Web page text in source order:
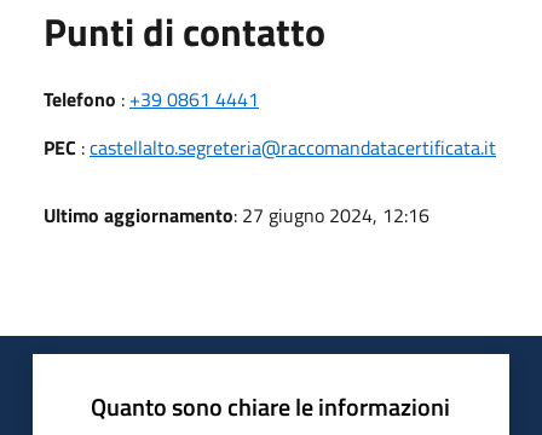
Punti di contatto
Telefono : +39 0861 4441
PEC :castellalto.segreteria@raccomandatacertificata.it
Ultimo aggiornamento: 27 giugno 2024, 12:16
Quanto sono chiare le informazioni